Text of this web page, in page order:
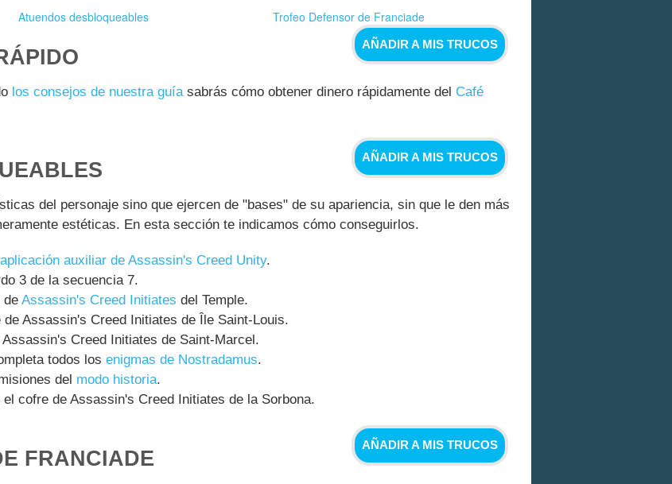
Atuendos desbloqueables Trofeo Defensor de Franciade
AÑADIR A MIS TRUCOS
los consejos de nuestra guíasabrás cómo obtener dinero rápidamente del Café
AÑADIR A MIS TRUCOS
del personaje sino que ejercen de "bases" de su apariencia, sin que le den más
estéticas. En esta sección te indicamos cómo conseguirlos.
aplicación auxiliar de Assassin's Creed Unity.
3 de la secuencia 7.
de Assassin's Creed Initiates del Temple.
de Assassin's Creed Initiates de Île Saint-Louis.
Creed Initiates de Saint-Marcel.
todos los enigmas de Nostradamus.
del modo historia.
el cofre de Assassin's Creed Initiates de la Sorbona.
AÑADIR A MIS TRUCOS
FRANCIADE